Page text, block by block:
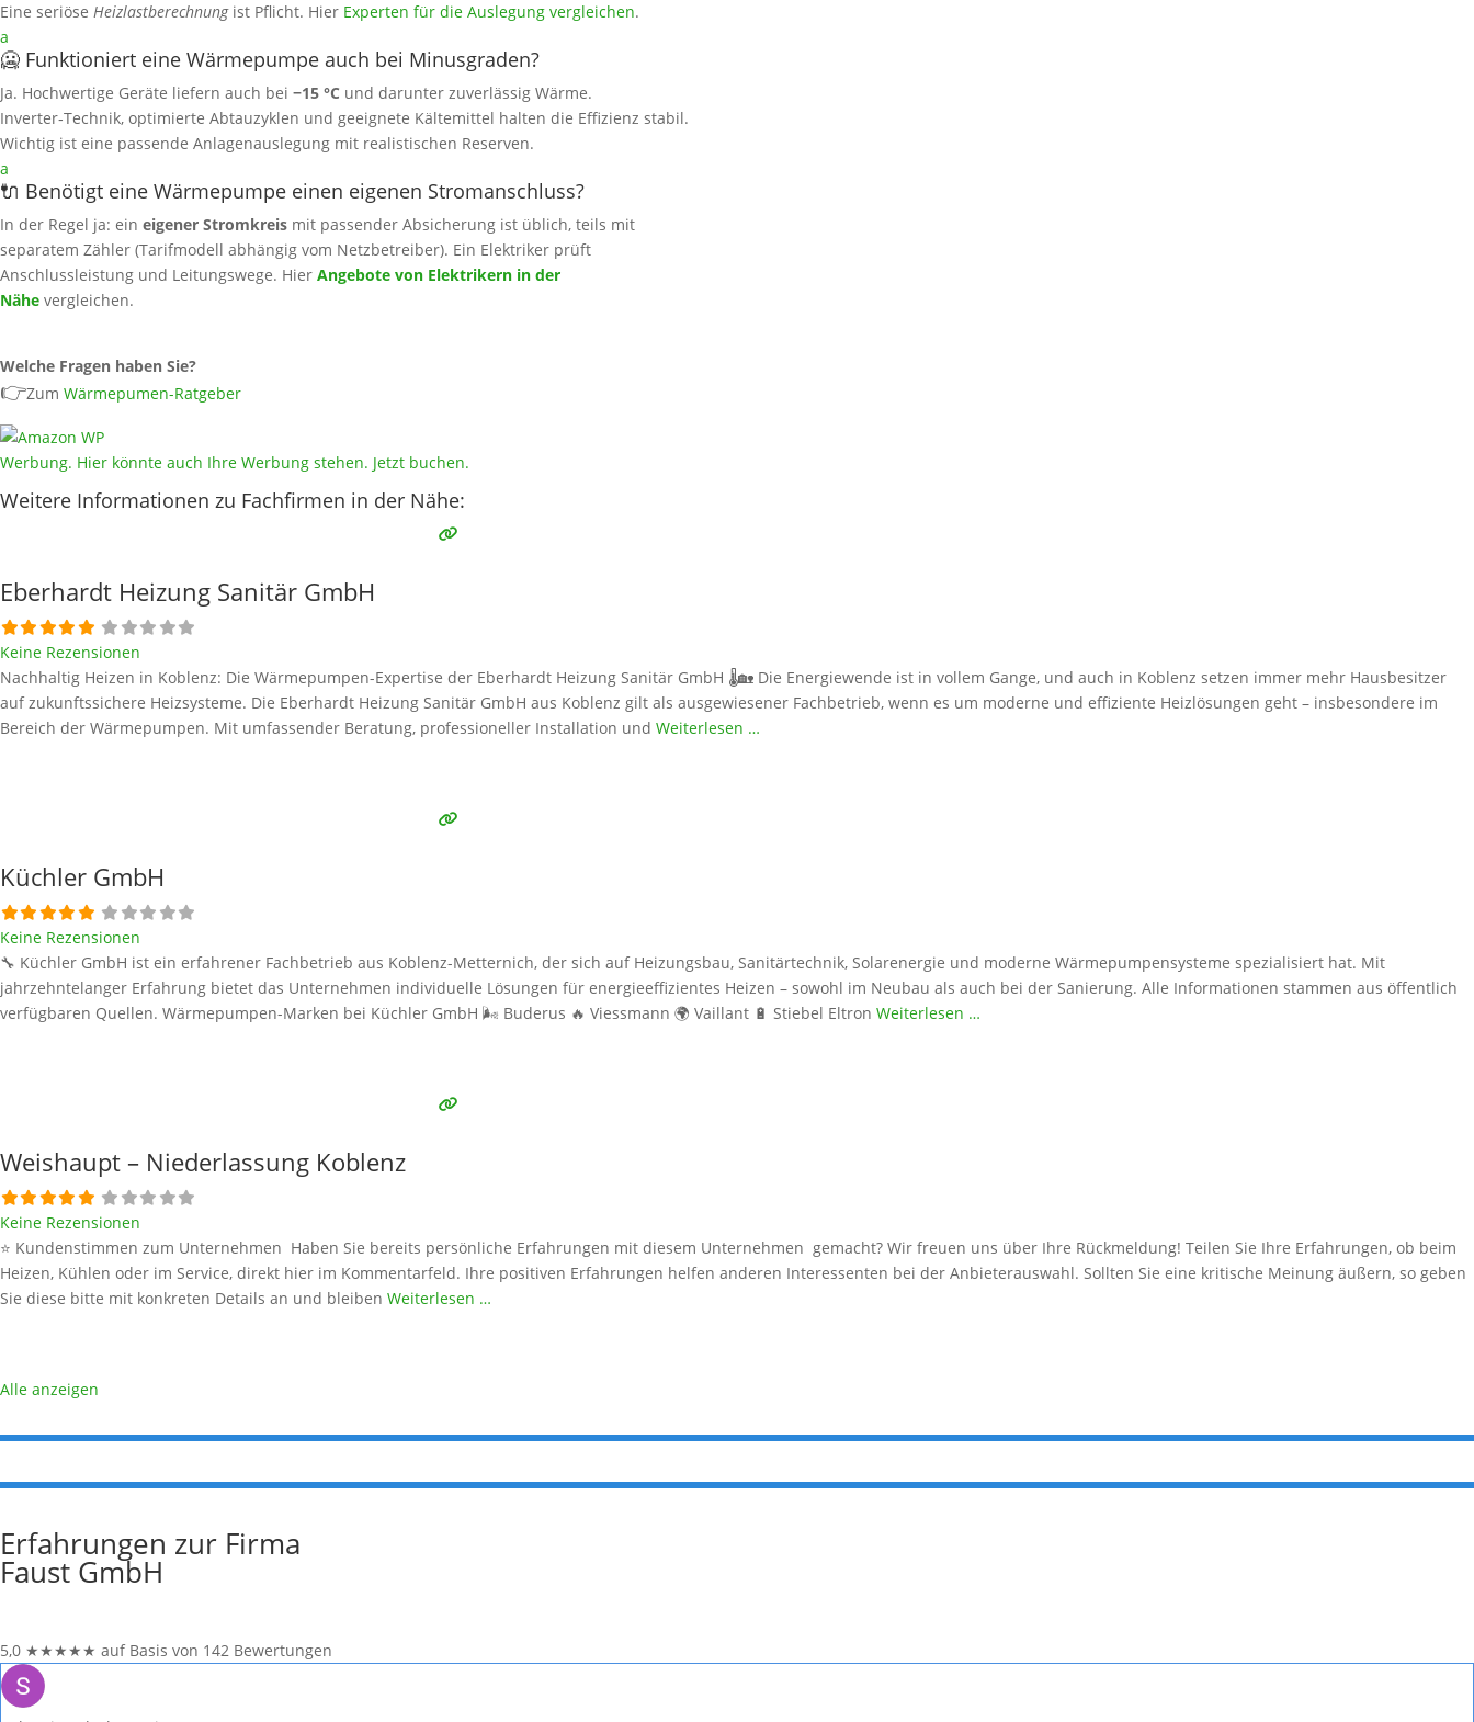
Eine seriöse Heizlastberechnungist Pflicht. Hier Experten für die Auslegung vergleichen.
a
🥶 Funktioniert eine Wärmepumpe auch bei Minusgraden?
Ja. Hochwertige Geräte liefern auch bei −15 °C und darunter zuverlässig Wärme.
Inverter‑Technik, optimierte Abtauzyklen und geeignete Kältemittel halten die Effizienz stabil.
Wichtig ist eine passende Anlagenauslegung mit realistischen Reserven.
a
🔌 Benötigt eine Wärmepumpe einen eigenen Stromanschluss?
In der Regel ja: ein eigener Stromkreis mit passender Absicherung ist üblich, teils mit
separatem Zähler (Tarifmodell abhängig vom Netzbetreiber). Ein Elektriker prüft
Anschlussleistung und Leitungswege. Hier Angebote von Elektrikern in der
Nähe vergleichen.
Welche Fragen haben Sie?
👉Zum Wärmepumen-Ratgeber
Werbung. Hier könnte auch Ihre Werbung stehen. Jetzt buchen.
Weitere Informationen zu Fachfirmen in der Nähe:
Eberhardt Heizung Sanitär GmbH
Keine Rezensionen
Nachhaltig Heizen in Koblenz: Die Wärmepumpen-Expertise der Eberhardt Heizung Sanitär GmbH 🌡️🏡 Die Energiewende ist in vollem Gange, und auch in Koblenz setzen immer mehr Hausbesitzer
auf zukunftssichere Heizsysteme. Die Eberhardt Heizung Sanitär GmbH aus Koblenz gilt als ausgewiesener Fachbetrieb, wenn es um moderne und effiziente Heizlösungen geht – insbesondere im
Bereich der Wärmepumpen. Mit umfassender Beratung, professioneller Installation und Weiterlesen …
Küchler GmbH
Keine Rezensionen
🔧 Küchler GmbH ist ein erfahrener Fachbetrieb aus Koblenz-Metternich, der sich auf Heizungsbau, Sanitärtechnik, Solarenergie und moderne Wärmepumpensysteme spezialisiert hat. Mit
jahrzehntelanger Erfahrung bietet das Unternehmen individuelle Lösungen für energieeffizientes Heizen – sowohl im Neubau als auch bei der Sanierung. Alle Informationen stammen aus öffentlich
verfügbaren Quellen. Wärmepumpen-Marken bei Küchler GmbH 🌬️ Buderus 🔥 Viessmann 🌍 Vaillant 🔋 Stiebel Eltron Weiterlesen …
Weishaupt – Niederlassung Koblenz
Keine Rezensionen
⭐ Kundenstimmen zum Unternehmen Haben Sie bereits persönliche Erfahrungen mit diesem Unternehmen gemacht? Wir freuen uns über Ihre Rückmeldung! Teilen Sie Ihre Erfahrungen, ob beim
Heizen, Kühlen oder im Service, direkt hier im Kommentarfeld. Ihre positiven Erfahrungen helfen anderen Interessenten bei der Anbieterauswahl. Sollten Sie eine kritische Meinung äußern, so geben
Sie diese bitte mit konkreten Details an und bleiben Weiterlesen …
Alle anzeigen
Erfahrungen zur Firma
Faust GmbH
5,0 ★★★★★ auf Basis von 142 Bewertungen